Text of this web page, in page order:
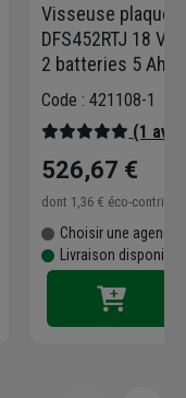
Visseuse plaque
DFS452RTJ 18 V
2 batteries 5 Ah
Code : 421108-1
(1
526,67 €
dont 1,36 € éco-
Choisir une agence
Livraison disponible